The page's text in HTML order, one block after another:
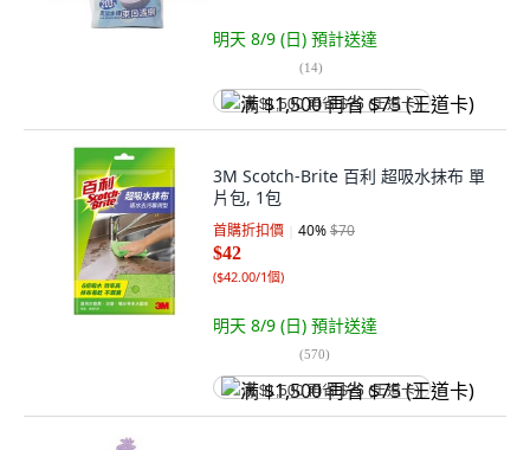
明天 8/9 (日) 預計送達
(14)
满 $1,500 再省 $75 (王道卡)
3M Scotch-Brite 百利 超吸水抹布 單
片包, 1包
首購折扣價 40%$70
$42
($42.00/1個)
明天 8/9 (日) 預計送達
(570)
满 $1,500 再省 $75 (王道卡)